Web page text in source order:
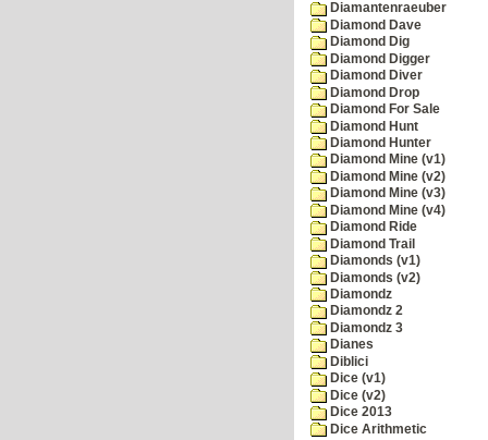
Diamantenraeuber
Diamond Dave
Diamond Dig
Diamond Digger
Diamond Diver
Diamond Drop
Diamond For Sale
Diamond Hunt
Diamond Hunter
Diamond Mine (v1)
Diamond Mine (v2)
Diamond Mine (v3)
Diamond Mine (v4)
Diamond Ride
Diamond Trail
Diamonds (v1)
Diamonds (v2)
Diamondz
Diamondz 2
Diamondz 3
Dianes
Diblici
Dice (v1)
Dice (v2)
Dice 2013
Dice Arithmetic